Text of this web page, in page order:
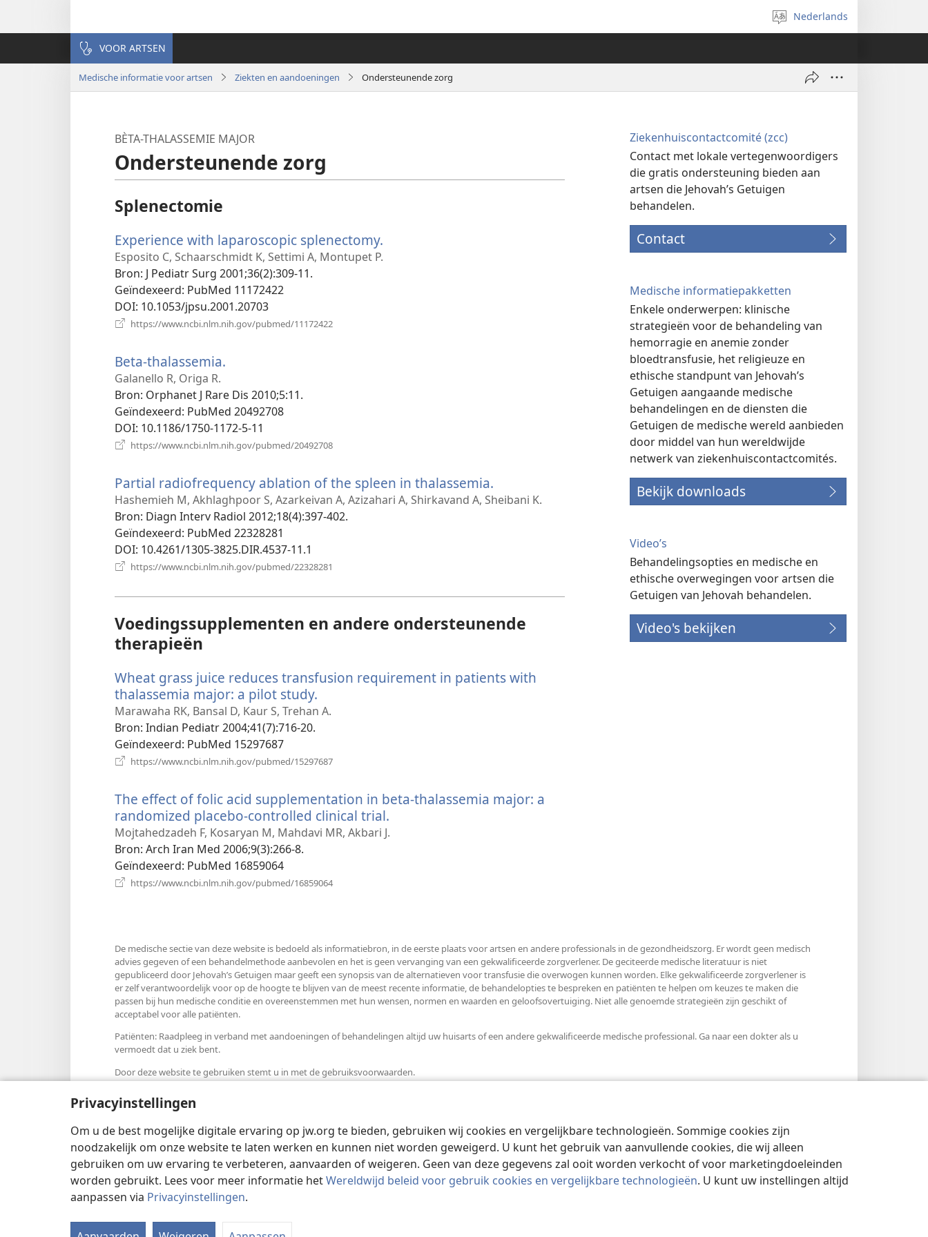
Privacyinstellingen
Om u de best mogelijke digitale ervaring op jw.org te bieden, gebruiken wij cookies en vergelijkbare technologieën. Sommige cookies zijn
noodzakelijk om onze website te laten werken en kunnen niet worden geweigerd. U kunt het gebruik van aanvullende cookies, die wij alleen
gebruiken om uw ervaring te verbeteren, aanvaarden of weigeren. Geen van deze gegevens zal ooit worden verkocht of voor marketingdoeleinden
worden gebruikt. Lees voor meer informatie hetWereldwijd beleid voor gebruik cookies en vergelijkbare technologieën. U kunt uw instellingen altijd
aanpassen via Privacyinstellingen.
Taal
selecteren
Nederlands
VOOR ARTSEN
Medische informatie voor artsen Ziekten en aandoeningen Ondersteunende zorg
BÈTA-THALASSEMIE MAJOR
Ondersteunende zorg
Splenectomie
Experience with laparoscopic splenectomy.
Esposito C, Schaarschmidt K, Settimi A, Montupet P.
Bron‎: J Pediatr Surg 2001;36(2):309-11.
Geïndexeerd‎: PubMed 11172422
DOI‎: 10.1053/jpsu.2001.20703
https://www.ncbi.nlm.nih.gov/pubmed/11172422
Beta-thalassemia.
venster)
Galanello R, Origa R.
Bron‎: Orphanet J Rare Dis 2010;5:11.
Geïndexeerd‎: PubMed 20492708
DOI‎: 10.1186/1750-1172-5-11
https://www.ncbi.nlm.nih.gov/pubmed/20492708
Partial radiofrequency ablation of the spleen in thalassemia.
nieuw
Hashemieh M, Akhlaghpoor S, Azarkeivan A, Azizahari A, Shirkavand A, Sheibani K.
Bron‎: Diagn Interv Radiol 2012;18(4):397-402.
Geïndexeerd‎: PubMed 22328281
DOI‎: 10.4261/1305-3825.DIR.4537-11.1
https://www.ncbi.nlm.nih.gov/pubmed/22328281
Voedingssupplementen en andere ondersteunende
therapieën
Wheat grass juice reduces transfusion requirement in patients with
thalassemia major: a pilot study.
nieuw
Marawaha RK, Bansal D, Kaur S, Trehan A.
Bron‎: Indian Pediatr 2004;41(7):716-20.
Geïndexeerd‎: PubMed 15297687
https://www.ncbi.nlm.nih.gov/pubmed/15297687
The effect of folic acid supplementation in beta-thalassemia major: a
randomized placebo-controlled clinical trial.
Mojtahedzadeh F, Kosaryan M, Mahdavi MR, Akbari J.
Bron‎: Arch Iran Med 2006;9(3):266-8.
Geïndexeerd‎: PubMed 16859064
https://www.ncbi.nlm.nih.gov/pubmed/16859064
Ziekenhuiscontactcomité (zcc)
Contact met lokale vertegenwoordigers
die gratis ondersteuning bieden aan
artsen die Jehovah’s Getuigen
behandelen.
Contact
Medische informatiepakketten
Enkele onderwerpen: klinische
strategieën voor de behandeling van
hemorragie en anemie zonder
bloedtransfusie, het religieuze en
ethische standpunt van Jehovah’s
Getuigen aangaande medische
behandelingen en de diensten die
Getuigen de medische wereld aanbieden
door middel van hun wereldwijde
netwerk van ziekenhuiscontactcomités.
Bekijk downloads
Video’s
Behandelingsopties en medische en
ethische overwegingen voor artsen die
Getuigen van Jehovah behandelen.
Video's bekijken
De medische sectie van deze website is bedoeld als informatiebron, in de eerste plaats voor artsen en andere professionals in de gezondheidszorg. Er wordt geen medisch
advies gegeven of een behandelmethode aanbevolen en het is geen vervanging van een gekwalificeerde zorgverlener. De geciteerde medische literatuur is niet
gepubliceerd door Jehovah’s Getuigen maar geeft een synopsis van de alternatieven voor transfusie die overwogen kunnen worden. Elke gekwalificeerde zorgverlener is
er zelf verantwoordelijk voor op de hoogte te blijven van de meest recente informatie, de behandelopties te bespreken en patiënten te helpen om keuzes te maken die
passen bij hun medische conditie en overeenstemmen met hun wensen, normen en waarden en geloofsovertuiging. Niet alle genoemde strategieën zijn geschikt of
acceptabel voor alle patiënten.
Patiënten: Raadpleeg in verband met aandoeningen of behandelingen altijd uw huisarts of een andere gekwalificeerde medische professional. Ga naar een dokter als u
vermoedt dat u ziek bent.
Door deze website te gebruiken stemt u in met de gebruiksvoorwaarden.
Weergave-instellingen
Copyright© 2026 Watch Tower Bible and Tract Society of Pennsylvania.